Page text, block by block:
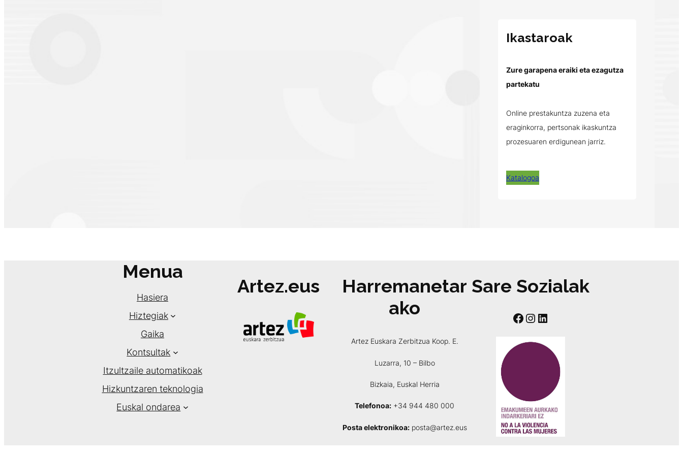
Ikastaroak
Zure garapena eraiki eta ezagutza
partekatu
Online prestakuntza zuzena eta
eraginkorra, pertsonak ikaskuntza
prozesuaren erdigunean jarriz.
Katalogoa
Menua
Hasiera
Hiztegiak
Gaika
Kontsultak
Itzultzaile automatikoak
Hizkuntzaren teknologia
Euskal ondarea
Artez.eus
Harremanetar
ako
Artez Euskara Zerbitzua Koop. E.
Luzarra, 10 – Bilbo
Bizkaia, Euskal Herria
Telefonoa: +34 944 480 000
Posta elektronikoa:posta@artez.eus
Sare Sozialak
Facebook Instagram LinkedIn